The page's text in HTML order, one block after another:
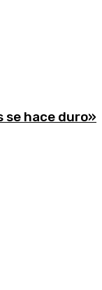
se hace duro»